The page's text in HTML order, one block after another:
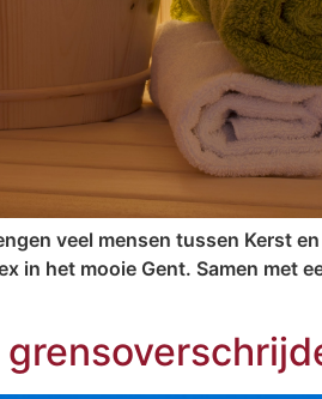
veel mensen tussen Kerst en
in het mooie Gent. Samen met